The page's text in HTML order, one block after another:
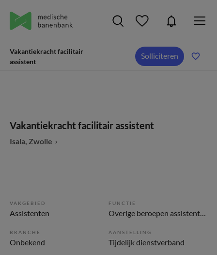
Vakantiekracht facilitair
assistent
Solliciteren
Vakantiekracht facilitair assistent
Isala, Zwolle
VAKGEBIED
Assistenten
FUNCTIE
Overige beroepen assistenten
BRANCHE
Onbekend
AANSTELLING
Tijdelijk dienstverband